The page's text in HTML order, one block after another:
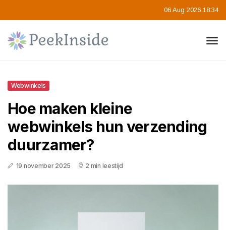
06 Aug 2026 18:34
Webwinkels
Hoe maken kleine
webwinkels hun verzending
duurzamer?
19 november 2025 2 min leestijd